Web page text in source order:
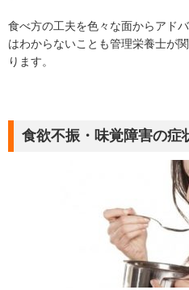
食べ方の工夫を色々な面からアド
はわからないことも管理栄養士が
ります。
食欲不振・味覚障害の症